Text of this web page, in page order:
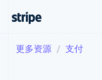
支付
按企业阶段
文档学习
更多资源 支付